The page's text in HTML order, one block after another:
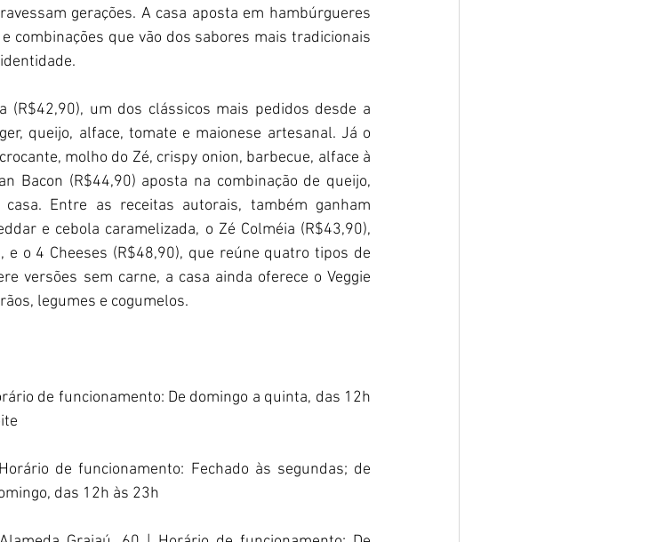
gerações. A casa aposta em hambúrgueres
combinações que vão dos sabores mais tradicionais
(R$42,90), um dos clássicos mais pedidos desde a
queijo, alface, tomate e maionese artesanal. Já o
molho do Zé, crispy onion, barbecue, alface à
Bacon (R$44,90) aposta na combinação de queijo,
Entre as receitas autorais, também ganham
e cebola caramelizada, o Zé Colméia (R$43,90),
e o 4 Cheeses (R$48,90), que reúne quatro tipos de
versões sem carne, a casa ainda oferece o Veggie
legumes e cogumelos.
de funcionamento: De domingo a quinta, das 12h
de funcionamento: Fechado às segundas; de
das 12h às 23h